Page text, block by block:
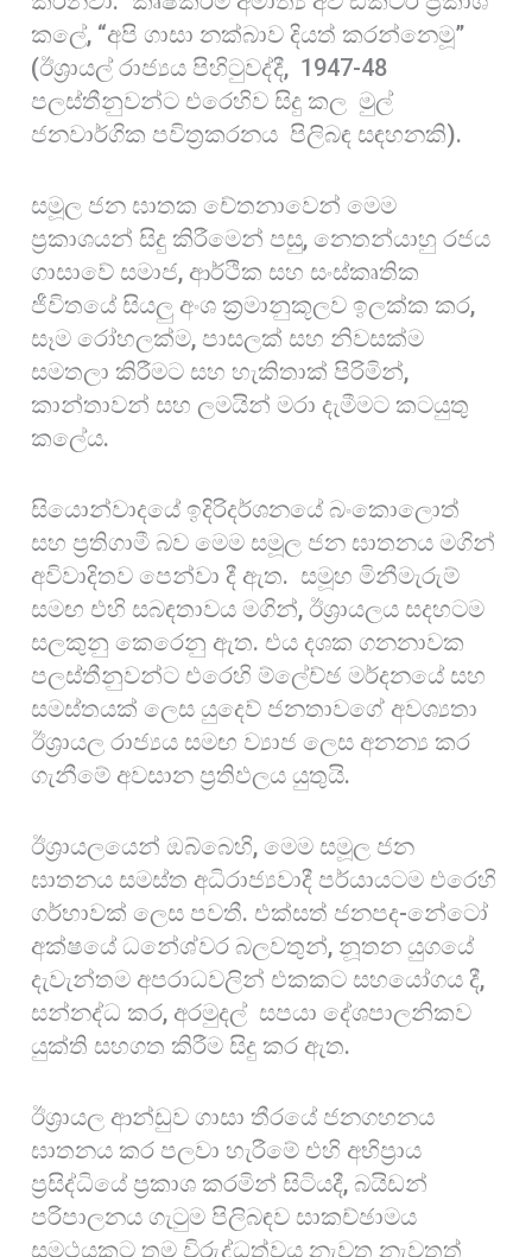
කලේ, “අපි ගාසා නක්බාව දියත් කරන්නෙමූ”
(ඊශ්‍රායල් රාජ්‍යය පිහිටුවද්දී, 1947-48
පලස්තීනුවන්ට එරෙහිව සිදු කල මුල්
ජනවාර්ගික පවිත්‍රකරනය පිලිබඳ සඳහනකි).
සමූල ජන ඝාතක චේතනාවෙන් මෙම
ප්‍රකාශයන් සිදු කිරීමෙන් පසු, නෙතන්යාහු රජය
ගාසාවේ සමාජ, ආර්ථික සහ සංස්කෘතික
ජීවිතයේ සියලු අංශ ක්‍රමානුකූලව ඉලක්ක කර,
සෑම රෝහලක්ම, පාසලක් සහ නිවසක්ම
සමතලා කිරීමට සහ හැකිතාක් පිරිමින්,
කාන්තාවන් සහ ලමයින් මරා දැමීමට කටයුතු
කලේය.
සියොන්වාදයේ ඉදිරිදර්ශනයේ බංකොලොත්
සහ ප්‍රතිගාමී බව මෙම සමූල ජන ඝාතනය මගින්
අවිවාදිතව පෙන්වා දී ඇත. සමූහ මිනීමැරුම්
සමඟ එහි සබඳතාවය මගින්, ඊශ්‍රායලය සදහටම
සලකුනු කෙරෙනු ඇත. එය දශක ගනනාවක
පලස්තීනුවන්ට එරෙහි ම්ලේච්ඡ මර්දනයේ සහ
සමස්තයක් ලෙස යුදෙව් ජනතාවගේ අවශ්‍යතා
ඊශ්‍රායල රාජ්‍යය සමඟ ව්‍යාජ ලෙස අනන්‍ය කර
ගැනීමේ අවසාන ප්‍රතිඵලය යුතුයි.
ඊශ්‍රායලයෙන් ඔබ්බෙහි, මෙම සමූල ජන
ඝාතනය සමස්ත අධිරාජ්‍යවාදී පර්යායටම එරෙහි
ගර්භාවක් ලෙස පවතී. එක්සත් ජනපද-නේටෝ
අක්ෂයේ ධනේශ්වර බලවතුන්, නූතන යුගයේ
දැවැන්තම අපරාධවලින් එකකට සහයෝගය දී,
සන්නද්ධ කර, අරමුදල් සපයා දේශපාලනිකව
යුක්ති සහගත කිරීම සිදු කර ඇත.
ඊශ්‍රායල ආන්ඩුව ගාසා තීරයේ ජනගහනය
ඝාතනය කර පලවා හැරීමේ එහි අභිප්‍රාය
ප්‍රසිද්ධියේ ප්‍රකාශ කරමින් සිටියදී, බයිඩන්
පරිපාලනය ගැටුම පිලිබඳව සාකච්ඡාමය
සමථයකට තම විරුද්ධත්වය නැවත නැවතත්